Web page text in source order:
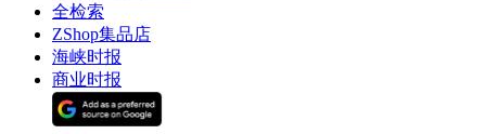
全检索
ZShop集品店
海峡时报
商业时报